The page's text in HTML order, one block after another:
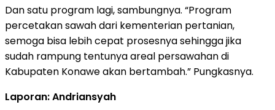
Dan satu program lagi, sambungnya. “Program
percetakan sawah dari kementerian pertanian,
semoga bisa lebih cepat prosesnya sehingga jika
sudah rampung tentunya areal persawahan di
Kabupaten Konawe akan bertambah.” Pungkasnya.
Laporan: Andriansyah